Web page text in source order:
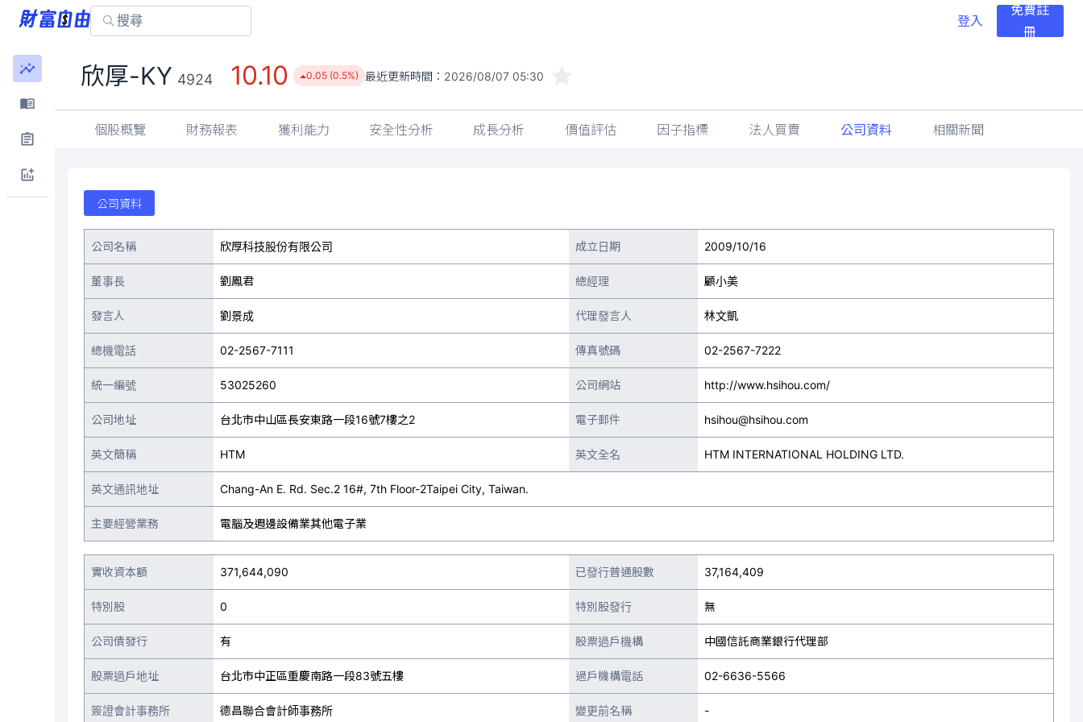
登入
免費註
冊
欣厚-KY 4924 10.10 0.05 (0.5%) 最近更新時間： 2026/08/07 05:30
個股概覽 財務報表 獲利能力 安全性分析 成長分析 價值評估 因子指標 法人買賣 公司資料 相關新聞
公司資料
公司名稱 欣厚科技股份有限公司 成立日期 2009/10/16
董事長 劉鳳君 總經理 顧小美
發言人 劉景成 代理發言人 林文凱
總機電話 02-2567-7111 傳真號碼 02-2567-7222
統一編號 53025260 公司網站 http://www.hsihou.com/
公司地址 台北市中山區長安東路一段16號7樓之2 電子郵件 hsihou@hsihou.com
英文簡稱 HTM 英文全名 HTM INTERNATIONAL HOLDING LTD.
英文通訊地址 Chang-An E. Rd. Sec.2 16#, 7th Floor-2Taipei City, Taiwan.
主要經營業務 電腦及週邊設備業其他電子業
實收資本額 371,644,090 已發行普通股數 37,164,409
特別股 0 特別股發行 無
公司債發行 有 股票過戶機構 中國信託商業銀行代理部
股票過戶地址 台北市中正區重慶南路一段83號五樓 過戶機構電話 02-6636-5566
簽證會計事務所 德昌聯合會計師事務所 變更前名稱 -